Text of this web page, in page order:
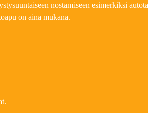
nostamiseen esimerkiksi
on aina mukana.